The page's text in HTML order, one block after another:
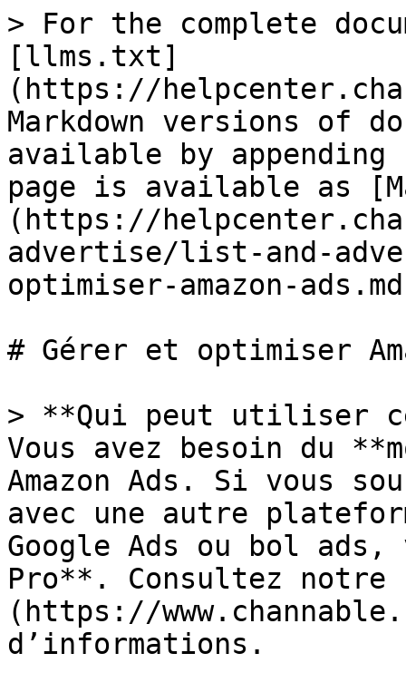
> For the complete
[llms.txt]
(https://
Markdown versions of
available by
page is available as
(https://
advertise/list-and-
optimiser-amazon-
# Gérer et optimiser
> **Qui peut utiliser
Vous avez besoin du
Amazon Ads. Si vous
avec une autre
Google Ads ou bol ads,
Pro**. Consultez
(https://
d’informations.